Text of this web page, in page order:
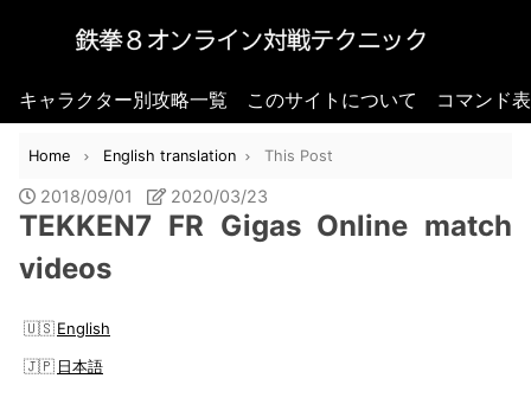
キャラクター別攻略一覧 このサイトについて コマンド
Home English translation This Post
2018/09/01 2020/03/23
TEKKEN7 FR Gigas Online match
videos
English
日本語